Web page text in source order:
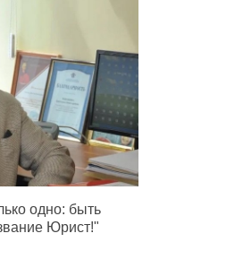
одно: быть
Юрист!"